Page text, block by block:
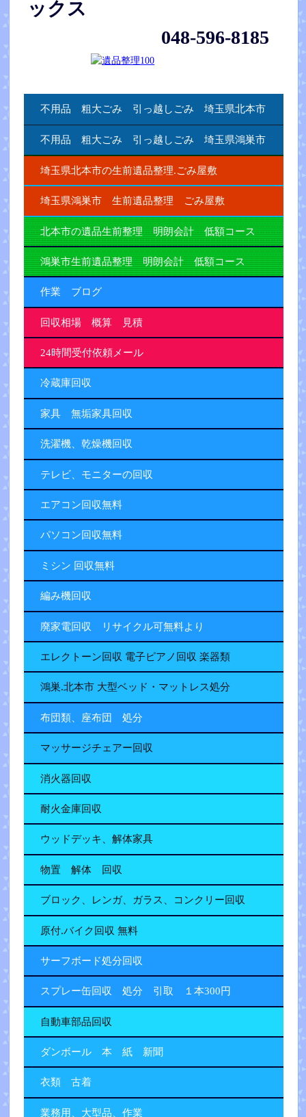
ックス
048-596-8185
不用品 粗大ごみ 引っ越しごみ 埼玉県北本市
不用品 粗大ごみ 引っ越しごみ 埼玉県鴻巣市
埼玉県北本市の生前遺品整理.ごみ屋敷
埼玉県鴻巣市 生前遺品整理 ごみ屋敷
北本市の遺品生前整理 明朗会計 低額コース
鴻巣市生前遺品整理 明朗会計 低額コース
作業 ブログ
回収相場 概算 見積
24時間受付依頼メール
冷蔵庫回収
家具 無垢家具回収
洗濯機、乾燥機回収
テレビ、モニターの回収
エアコン回収無料
パソコン回収無料
ミシン 回収無料
編み機回収
廃家電回収 リサイクル可無料より
エレクトーン回収 電子ピアノ回収 楽器類
鴻巣.北本市 大型ベッド・マットレス処分
布団類、座布団 処分
マッサージチェアー回収
消火器回収
耐火金庫回収
ウッドデッキ、解体家具
物置 解体 回収
ブロック、レンガ、ガラス、コンクリー回収
原付.バイク回収 無料
サーフボード処分回収
スプレー缶回収 処分 引取 １本300円
自動車部品回収
ダンボール 本 紙 新聞
衣類 古着
業務用、大型品、作業